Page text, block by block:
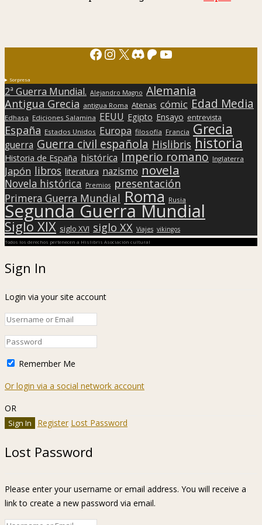
Facebook
Instagram
X Discord
Patreon
YouTube
Sorpresa
2ª Guerra Mundial. Alejandro Magno Alemania
Antigua Grecia antigua Roma Atenas cómic Edad Media
Edhasa Ediciones Salamina EEUU Egipto Ensayo entrevista
España Estados Unidos Europa filosofía Francia Grecia
guerra Guerra civil española Hislibris historia
Historia de España histórica Imperio romano Inglaterra
Japón libros literatura nazismo novela
Novela histórica Premios presentación
Primera Guerra Mundial Roma Rusia
Segunda Guerra Mundial
Siglo XIX siglo XVI siglo XX Viajes vikingos
Todos los derechos pertenecen a Hislibris Asociación cultural
Sign In
Login via your site account
Remember Me
Or login via a social network account
OR
Register Lost Password
Lost Password
Please enter your username or email address. You will receive a
link to create a new password via email.